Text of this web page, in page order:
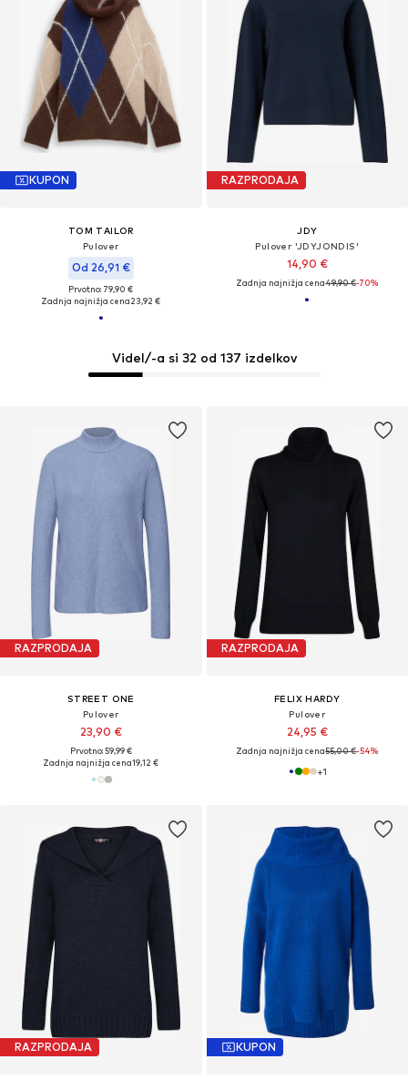
KUPON
TOM TAILOR
Pulover
Od 26,91 €
Prvotno: 79,90 €
Zadnja najnižja cena23,92 €
RAZPRODAJA
JDY
Pulover 'JDYJONDIS'
14,90 €
Zadnja najnižja cena49,90 €-70%
Videl/-a si 32 od 137 izdelkov
RAZPRODAJA
STREET ONE
Pulover
23,90 €
Prvotno: 59,99 €
Zadnja najnižja cena19,12 €
RAZPRODAJA
FELIX HARDY
Pulover
24,95 €
Zadnja najnižja cena55,00 €-54%
+1
RAZPRODAJA KUPON